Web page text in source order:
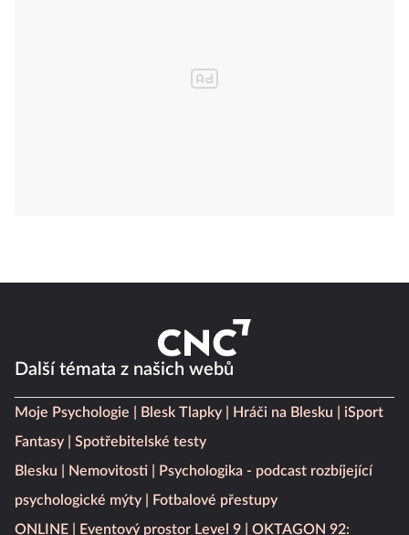
Další témata z našich webů
Moje Psychologie Blesk Tlapky Hráči na Blesku
iSport
Fantasy
Spotřebitelské testy
Blesku
Nemovitosti
Psychologika - podcast rozbíjející
psychologické mýty
Fotbalové přestupy
ONLINE
Eventový prostor Level 9
OKTAGON 92: